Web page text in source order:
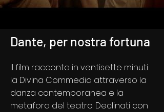
Dante, per nostra fortuna
Il film racconta in ventisette minuti
la Divina Commedia attraverso la
danza contemporanea e la
metafora del teatro. Declinati con